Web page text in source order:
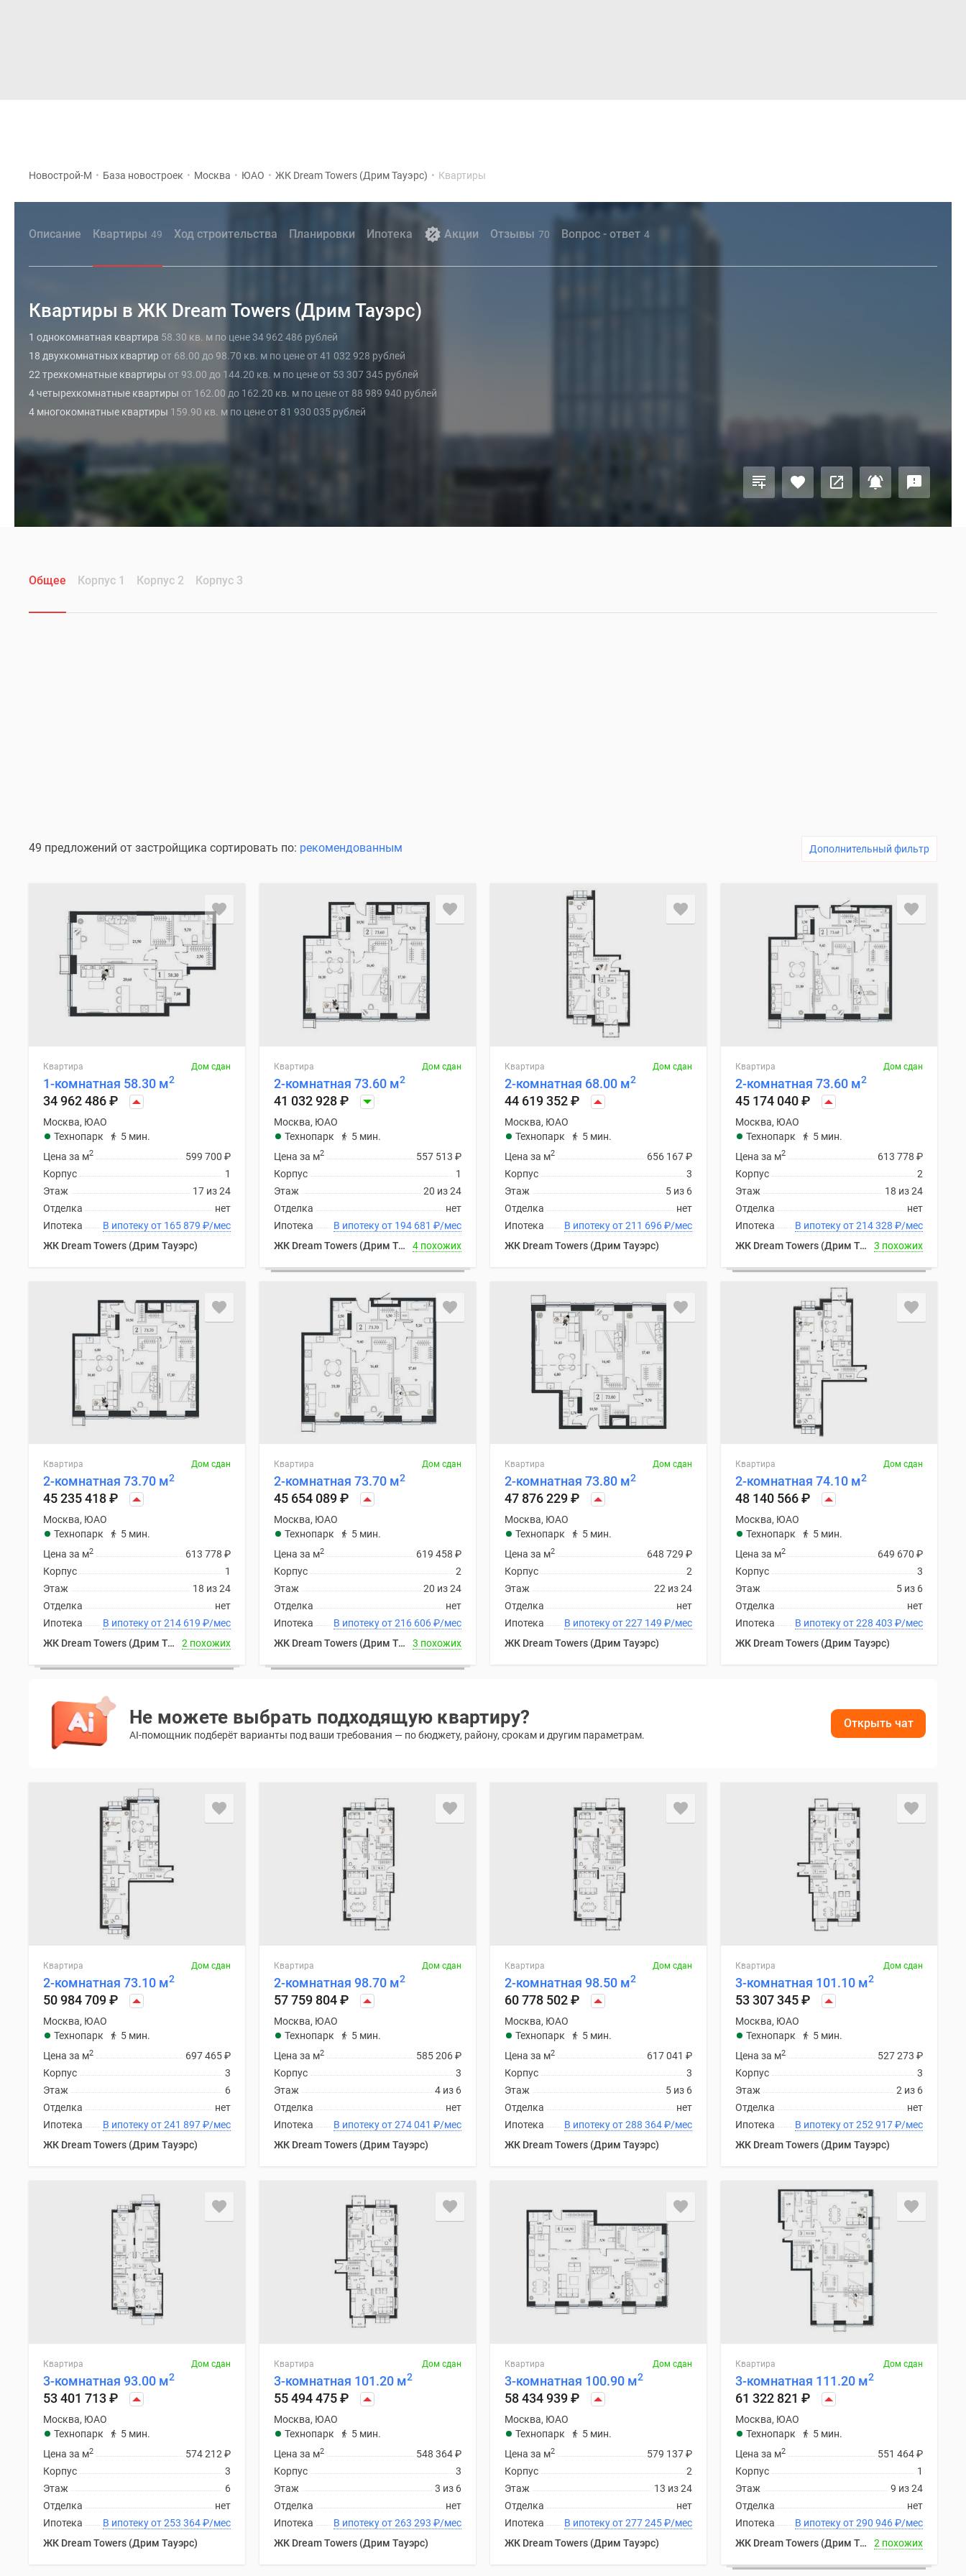
Новострой-М • База новостроек • Москва • ЮАО • ЖК Dream Towers (Дрим Тауэрс) • Квартиры
Описание Квартиры 49 Ход строительства Планировки Ипотека Акции Отзывы 70 Вопрос - ответ 4
Квартиры в ЖК Dream Towers (Дрим Тауэрс)
1 однокомнатная квартира 58.30 кв. м по цене 34 962 486 рублей
18 двухкомнатных квартир от 68.00 до 98.70 кв. м по цене от 41 032 928 рублей
22 трехкомнатные квартиры от 93.00 до 144.20 кв. м по цене от 53 307 345 рублей
4 четырехкомнатные квартиры от 162.00 до 162.20 кв. м по цене от 88 989 940 рублей
4 многокомнатные квартиры 159.90 кв. м по цене от 81 930 035 рублей
Общее Корпус 1 Корпус 2 Корпус 3
49 предложений от застройщика сортировать по: рекомендованным Дополнительный фильтр
Квартира Дом сдан
1-комнатная 58.30 м2
34 962 486₽
Москва, ЮАО
Технопарк
5 мин.
599 700 ₽
Цена за м2
1
Корпус
17 из 24
Этаж
нет
Отделка
В ипотеку от 165 879 ₽/мес
Ипотека
ЖК Dream Towers (Дрим Тауэрс)
Квартира Дом сдан
2-комнатная 73.60 м2
41 032 928₽
Москва, ЮАО
Технопарк
5 мин.
557 513 ₽
Цена за м2
1
Корпус
20 из 24
Этаж
нет
Отделка
В ипотеку от 194 681 ₽/мес
Ипотека
ЖК Dream Towers (Дрим Тауэрс)
4 похожих
Квартира Дом сдан
2-комнатная 68.00 м2
44 619 352₽
Москва, ЮАО
Технопарк
5 мин.
656 167₽
Цена за м2
3
Корпус
5 из 6
Этаж
нет
Отделка
В ипотеку от 211 696₽/мес
Ипотека
ЖК Dream Towers (Дрим Тауэрс)
Квартира Дом сдан
2-комнатная 73.60 м2
45 174 040₽
Москва, ЮАО
Технопарк
5 мин.
613 778 ₽
Цена за м2
2
Корпус
18 из 24
Этаж
нет
Отделка
В ипотеку от 214 328 ₽/мес
Ипотека
ЖК Dream Towers (Дрим Тауэрс)
3 похожих
Квартира Дом сдан
2-комнатная 73.70 м2
45 235 418₽
Москва, ЮАО
Технопарк
5 мин.
613 778 ₽
Цена за м2
1
Корпус
18 из 24
Этаж
нет
Отделка
В ипотеку от 214 619 ₽/мес
Ипотека
ЖК Dream Towers (Дрим Тауэрс)
2 похожих
Квартира Дом сдан
2-комнатная 73.70 м2
45 654 089₽
Москва, ЮАО
Технопарк
5 мин.
619 458 ₽
Цена за м2
2
Корпус
20 из 24
Этаж
нет
Отделка
В ипотеку от 216 606₽/мес
Ипотека
ЖК Dream Towers (Дрим Тауэрс)
3 похожих
Квартира Дом сдан
2-комнатная 73.80 м2
47 876 229₽
Москва, ЮАО
Технопарк
5 мин.
648 729 ₽
Цена за м2
2
Корпус
22 из 24
Этаж
нет
Отделка
В ипотеку от 227 149 ₽/мес
Ипотека
ЖК Dream Towers (Дрим Тауэрс)
Квартира Дом сдан
2-комнатная 74.10 м2
48 140 566₽
Москва, ЮАО
Технопарк
5 мин.
649 670 ₽
Цена за м2
3
Корпус
5 из 6
Этаж
нет
Отделка
В ипотеку от 228 403 ₽/мес
Ипотека
ЖК Dream Towers (Дрим Тауэрс)
Не можете выбрать подходящую квартиру?
AI-помощник подберёт варианты под ваши требования — по бюджету, району, срокам и другим параметрам.
Открыть чат
Квартира Дом сдан
2-комнатная 73.10 м2
50 984 709₽
Москва, ЮАО
Технопарк
5 мин.
697 465₽
Цена за м2
3
Корпус
6
Этаж
нет
Отделка
В ипотеку от 241 897₽/мес
Ипотека
ЖК Dream Towers (Дрим Тауэрс)
Квартира Дом сдан
2-комнатная 98.70 м2
57 759 804₽
Москва, ЮАО
Технопарк
5 мин.
585 206₽
Цена за м2
3
Корпус
4 из 6
Этаж
нет
Отделка
В ипотеку от 274 041 ₽/мес
Ипотека
ЖК Dream Towers (Дрим Тауэрс)
Квартира Дом сдан
2-комнатная 98.50 м2
60 778 502₽
Москва, ЮАО
Технопарк
5 мин.
617 041 ₽
Цена за м2
3
Корпус
5 из 6
Этаж
нет
Отделка
В ипотеку от 288 364₽/мес
Ипотека
ЖК Dream Towers (Дрим Тауэрс)
Квартира Дом сдан
3-комнатная 101.10 м2
53 307 345₽
Москва, ЮАО
Технопарк
5 мин.
527 273 ₽
Цена за м2
3
Корпус
2 из 6
Этаж
нет
Отделка
В ипотеку от 252 917₽/мес
Ипотека
ЖК Dream Towers (Дрим Тауэрс)
Квартира Дом сдан
3-комнатная 93.00 м2
53 401 713₽
Москва, ЮАО
Технопарк
5 мин.
574 212 ₽
Цена за м2
3
Корпус
6
Этаж
нет
Отделка
В ипотеку от 253 364₽/мес
Ипотека
ЖК Dream Towers (Дрим Тауэрс)
Квартира Дом сдан
3-комнатная 101.20 м2
55 494 475₽
Москва, ЮАО
Технопарк
5 мин.
548 364₽
Цена за м2
3
Корпус
3 из 6
Этаж
нет
Отделка
В ипотеку от 263 293 ₽/мес
Ипотека
ЖК Dream Towers (Дрим Тауэрс)
Квартира Дом сдан
3-комнатная 100.90 м2
58 434 939₽
Москва, ЮАО
Технопарк
5 мин.
579 137₽
Цена за м2
2
Корпус
13 из 24
Этаж
нет
Отделка
В ипотеку от 277 245₽/мес
Ипотека
ЖК Dream Towers (Дрим Тауэрс)
Квартира Дом сдан
3-комнатная 111.20 м2
61 322 821 ₽
Москва, ЮАО
Технопарк
5 мин.
551 464₽
Цена за м2
1
Корпус
9 из 24
Этаж
нет
Отделка
В ипотеку от 290 946₽/мес
Ипотека
ЖК Dream Towers (Дрим Тауэрс)
2 похожих